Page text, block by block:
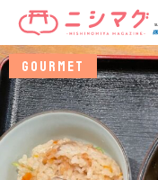
GOURMET